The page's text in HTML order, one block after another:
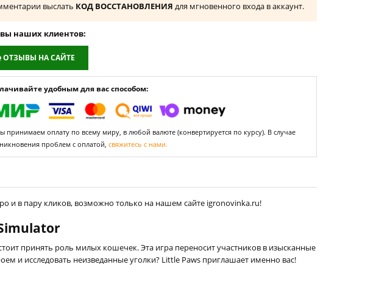
выслать КОД ВОССТАНОВЛЕНИЯ для мгновенного входа в аккаунт.
наших клиентов:
ОТЗЫВЫ НА САЙТЕ
удобным для вас способом:
принимаем оплату по всему миру, в любой валюте (конвертируется по курсу). В случае
проблем с оплатой, свяжитесь с нами.
и в пару кликов, возможно только на нашем сайте igronovinka.ru!
принять роль милых кошечек. Эта игра переносит участников в изысканные
и исследовать неизведанные уголки? Little Paws приглашает именно вас!